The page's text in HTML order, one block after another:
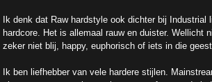
Ik denk dat Raw hardstyle ook dichter bij Industrial
hardcore. Het is allemaal rauw en duister. Wellicht
zeker niet blij, happy, euphorisch of iets in die
Ik ben liefhebber van vele hardere stijlen.